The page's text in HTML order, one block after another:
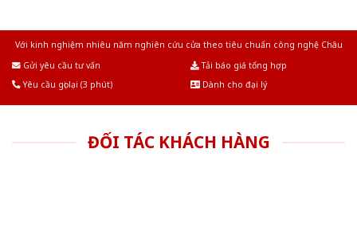
Với kinh nghiệm nhiêu năm nghiên cứu cửa theo tiêu chuẩn công nghệ Châu
Gửi yêu cầu tư vấn
Tải báo giá tổng hợp
Yêu cầu gọi lại (3 phút)
Dành cho đại lý
ĐỐI TÁC KHÁCH HÀNG